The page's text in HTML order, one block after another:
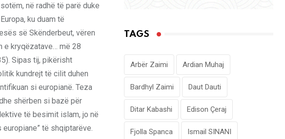
në radhë të parë duke
ku duam të
së Skënderbeut, vëren
e kryqëzatave… më 28
Sipas tij, pikërisht
kundrejt të cilit duhen
si europianë. Teza
shërben si bazë për
të besimit islam, jo në
të shqiptarëve.
TAGS
Arbër Zaimi Ardian Muhaj
Bardhyl Zaimi Daut Dauti
Ditar Kabashi Edison Çeraj
Fjolla Spanca Ismail SINANI